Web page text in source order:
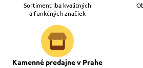
Sortiment iba kvalitných
a funkčných značiek
Kamenné predajne v Prahe